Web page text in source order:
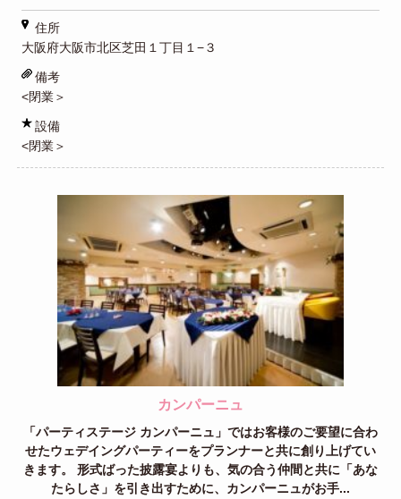
住所
大阪府大阪市北区芝田１丁目１−３
備考
<閉業＞
設備
<閉業＞
カンパーニュ
「パーティステージ カンパーニュ」ではお客様のご要望に合わ
せたウェデイングパーティーをプランナーと共に創り上げてい
きます。 形式ばった披露宴よりも、気の合う仲間と共に「あな
たらしさ」を引き出すために、カンパーニュがお手...